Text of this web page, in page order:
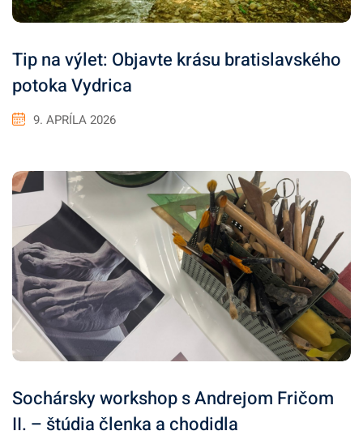
Tip na výlet: Objavte krásu bratislavského
potoka Vydrica
9. APRÍLA 2026
Sochársky workshop s Andrejom Fričom
II. – štúdia členka a chodidla